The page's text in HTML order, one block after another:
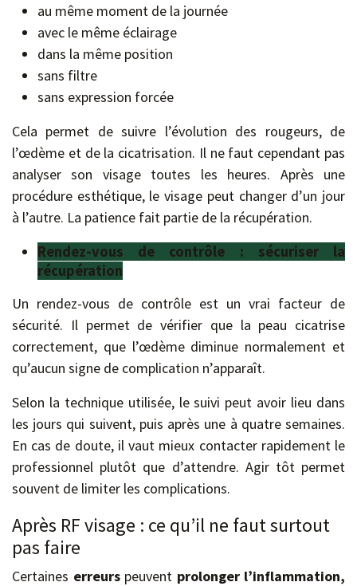
au même moment de la journée
avec le même éclairage
dans la même position
sans filtre
sans expression forcée
Cela permet de suivre l’évolution des rougeurs, de
l’œdème et de la cicatrisation. Il ne faut cependant pas
analyser son visage toutes les heures. Après une
procédure esthétique, le visage peut changer d’un jour
à l’autre. La patience fait partie de la récupération.
Rendez-vous de contrôle : sécuriser la
récupération
Un rendez-vous de contrôle est un vrai facteur de
sécurité. Il permet de vérifier que la peau cicatrise
correctement, que l’œdème diminue normalement et
qu’aucun signe de complication n’apparaît.
Selon la technique utilisée, le suivi peut avoir lieu dans
les jours qui suivent, puis après une à quatre semaines.
En cas de doute, il vaut mieux contacter rapidement le
professionnel plutôt que d’attendre. Agir tôt permet
souvent de limiter les complications.
Après RF visage : ce qu’il ne faut surtout
pas faire
Certaines erreurspeuvent prolonger l’inflammation,